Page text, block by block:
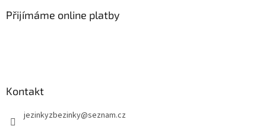
Přijímáme online platby
Kontakt
jezinkyzbezinky@seznam.cz